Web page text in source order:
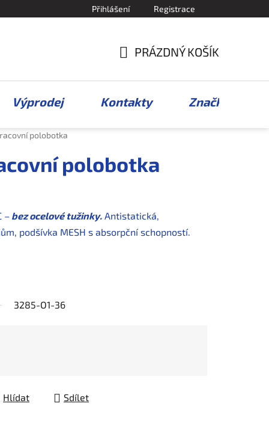
Přihlášení Registrace
KOŠÍK
PRÁZDNÝ KOŠÍK
Výprodej Kontakty Značky
polobotka
polobotka
– bez ocelové tužinky. Antistatická,
podšívka MESH s absorpční schopností.
3285-O1-36
Hlídat Sdílet